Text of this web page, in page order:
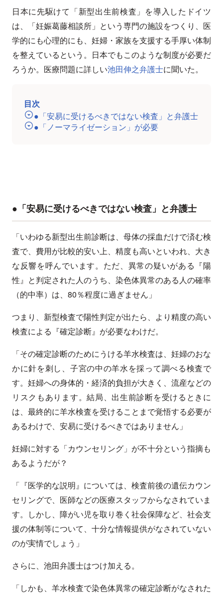
日本に先駆けて「新型出生前検査」を導入したドイツ
は、「妊娠葛藤相談所」という専門の施設をつくり、医
学的にも心理的にも、妊婦・家族を支援する手厚い体制
を整えているという。日本でもこのような制度が必要だ
ろうか。医療問題に詳しい池田伸之弁護士に聞いた。
目次
●「安易に受けるべきではない検査」と弁護士
●「ノーマライゼーション」が必要
●「安易に受けるべきではない検査」と弁護士
「いわゆる新型出生前診断は、母体の採血だけで済む検
査で、費用が比較的安い上、精度も高いといわれ、大き
な反響を呼んでいます。ただ、異常の疑いがある『陽
性』と判定された人のうち、染色体異常のある人の確率
（的中率）は、80％程度に過ぎません」
つまり、新型検査で陽性判定が出たら、より精度の高い
検査による『確定診断』が必要なわけだ。
「その確定診断のためにうける羊水検査は、妊婦のおな
かに針を刺し、子宮の中の羊水を採って調べる検査で
す。妊婦への身体的・経済的負担が大きく、流産などの
リスクもあります。結局、出生前診断を受けるときに
は、最終的に羊水検査を受けることまで覚悟する必要が
あるわけで、安易に受けるべきではありません」
妊婦に対する「カウンセリング」が不十分という指摘も
あるようだが？
「『医学的な説明』については、検査前後の遺伝カウン
セリングで、医師などの医療スタッフからなされていま
す。しかし、障がい児を取り巻く社会保障など、社会支
援の体制等について、十分な情報提供がなされていない
のが実情でしょう」
さらに、池田弁護士はつけ加える。
「しかも、羊水検査で染色体異常の確定診断がなされた